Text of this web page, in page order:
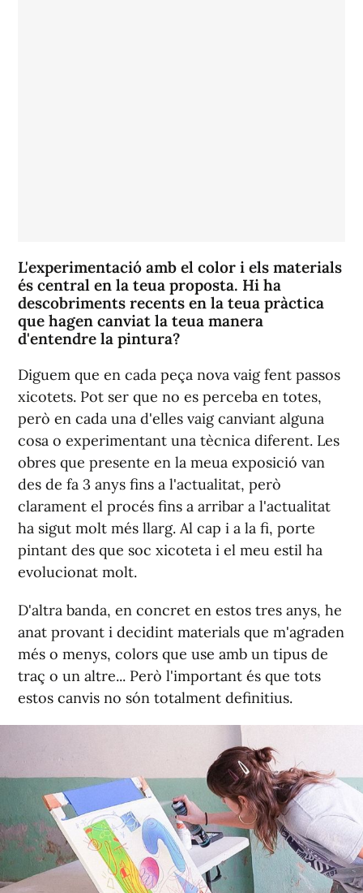
L'experimentació amb el color i els materials
és central en la teua proposta. Hi ha
descobriments recents en la teua pràctica
que hagen canviat la teua manera
d'entendre la pintura?
Diguem que en cada peça nova vaig fent passos
xicotets. Pot ser que no es perceba en totes,
però en cada una d'elles vaig canviant alguna
cosa o experimentant una tècnica diferent. Les
obres que presente en la meua exposició van
des de fa 3 anys fins a l'actualitat, però
clarament el procés fins a arribar a l'actualitat
ha sigut molt més llarg. Al cap i a la fi, porte
pintant des que soc xicoteta i el meu estil ha
evolucionat molt.
D'altra banda, en concret en estos tres anys, he
anat provant i decidint materials que m'agraden
més o menys, colors que use amb un tipus de
traç o un altre... Però l'important és que tots
estos canvis no són totalment definitius.